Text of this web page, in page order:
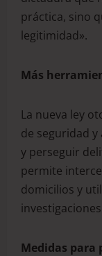
práctica, sino
legitimidad».
Más
La nueva ley
de seguridad
y perseguir
permite
domicilios y
Medidas para